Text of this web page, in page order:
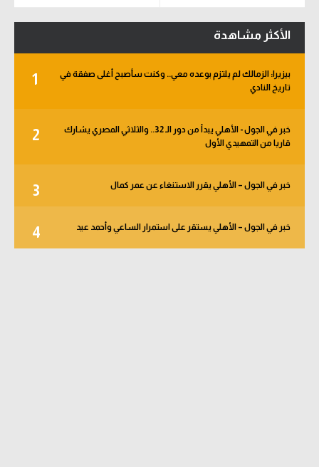
الأكثر مشاهدة
1
بيزيرا: الزمالك لم يلتزم بوعده معي.. وكنت سأصبح أغلى صفقة في
تاريخ النادي
2
خبر في الجول - الأهلي يبدأ من دور الـ 32.. والثلاثي المصري يشارك
قاريا من التمهيدي الأول
3 خبر في الجول – الأهلي يقرر الاستنغاء عن عمر كمال
4 خبر في الجول – الأهلي يستقر على استمرار الساعي وأحمد عيد